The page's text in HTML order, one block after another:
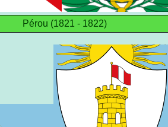
Pérou (1821 - 1822)